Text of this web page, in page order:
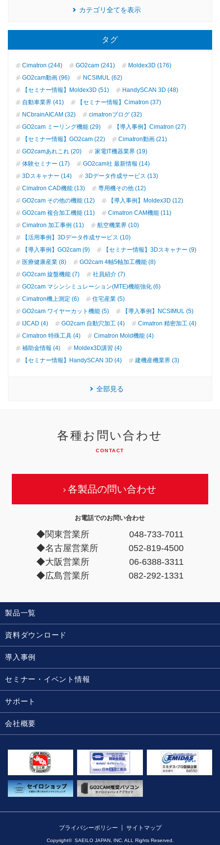
カテゴリ全てを表示
タグ
Cimatron (244) GO2cam (241)
Moldex3D (176)
GO2cam動画 (96)
NCSIMUL (62)
【セミナー情報】Moldex3D (51)
HandySCAN 3D (48)
自動車業界 (41)
【セミナー情報】Cimatron (37)
NCbrainAICAM (32)
cimatronブログ (32)
GO2cam ミーリング機能 (29)
【導入事例】Cimatron (27)
【セミナー情報】GO2cam (22)
Cimatron動画 (21)
GO2camあれこれ (20)
家電IT機器業界 (19)
体験セミナー (17)
GO2cam社 最新情報 (14)
3Dスキャナー (14)
3Dデータ作成サービス (13)
Cimatron CAD機能 (13)
専用機その他 (12)
GO2cam その他の機能 (12)
【導入事例】Moldex3D (12)
GO2cam 複合加工機能 (11)
Cimatron CAM機能 (11)
Cimatron 加工事例 (11)
航空機業界 (10)
【活用事例】3Dデータ作成サービス (10)
【導入事例】GO2cam (9)
【セミナー情報】3Dスキャナー (9)
医療健康産業 (8)
GO2cam 4軸5軸加工機能 (8)
GO2cam 旋盤機能 (7)
社員紹介 (7)
GO2cam マシンシミュレーション(MTE)機能強化 (6)
Cimatron機上測定 (6)
住宅産業 (5)
GO2cam ワイヤーカット機能 (5)
【導入事例】NCSIMUL (5)
IJCAD (4)
GO2cam 自動穴加工 (4)
Cimatron 精密加工 (4)
Cimatron 特殊工具 (4)
Cimatron Mold機能 (4)
補助金情報 (4)
Moldex3D講習 (4)
【セミナー情報】HandySCAN 3D (4)
建機産機業界 (3)
全部見る
各種お問い合わせ
CONTACT
各製品の問い合わせ
お電話でのお問い合わせ
◆関東営業所
048-733-7011
◆名古屋営業所
052-819-4500
◆大阪営業所
06-6388-3311
◆広島営業所
082-292-1331
製品一覧
資料ダウンロード
導入事例
セミナー・イベント情報
サポート
会社概要
プライバシーポリシー サイトマップ
Copyright© SAEILO JAPAN, INC. ALL Rights Reserved.